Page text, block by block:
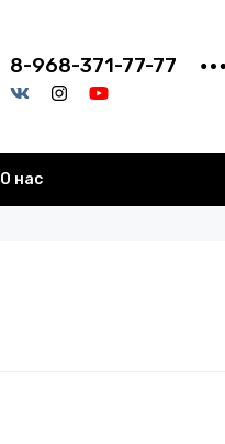
8-968-371-77-77
О нас